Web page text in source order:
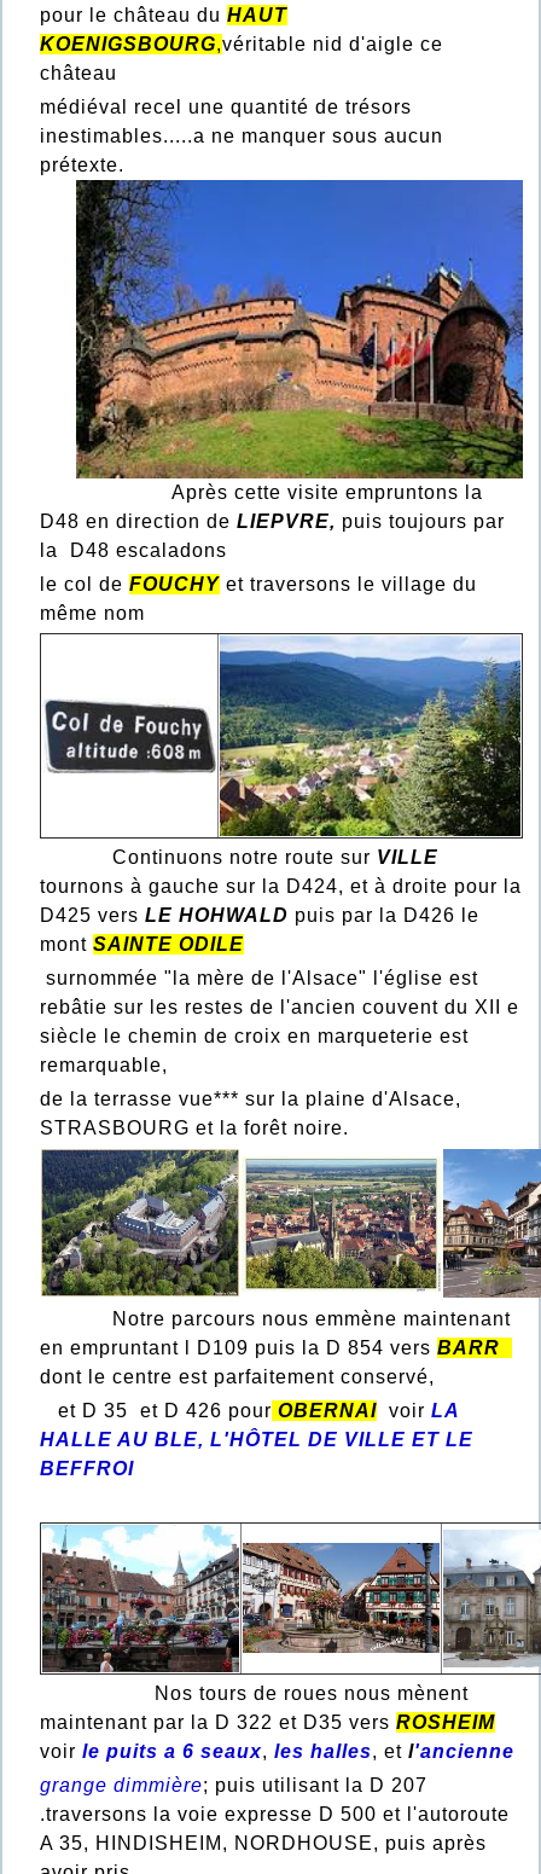
pour le château du HAUT
KOENIGSBOURG,véritable nid d'aigle ce
château
médiéval recel une quantité de trésors
inestimables.....a ne manquer sous aucun
prétexte.
Après cette visite empruntons la
D48 en direction de LIEPVRE, puis toujours par
la D48 escaladons
le col de FOUCHY et traversons le village du
même nom
Continuons notre route sur VILLE
tournons à gauche sur la D424, et à droite pour la
D425 vers LE HOHWALD puis par la D426 le
mont SAINTE ODILE
surnommée "la mère de l'Alsace" l'église est
rebâtie sur les restes de l'ancien couvent du XII e
siècle le chemin de croix en marqueterie est
remarquable,
de la terrasse vue*** sur la plaine d'Alsace,
STRASBOURG et la forêt noire.
Notre parcours nous emmène maintenant
en empruntant l D109 puis la D 854 vers BARR
dont le centre est parfaitement conservé,
et D 35 et D 426 pour OBERNAI voir LA
HALLE AU BLE, L'HÔTEL DE VILLE ET LE
BEFFROI
Nos tours de roues nous mènent
maintenant par la D 322 et D35 vers ROSHEIM
voir le puits a 6 seaux, les halles, et l'ancienne
grange dimmière; puis utilisant la D 207
.traversons la voie expresse D 500 et l'autoroute
A 35, HINDISHEIM, NORDHOUSE, puis après